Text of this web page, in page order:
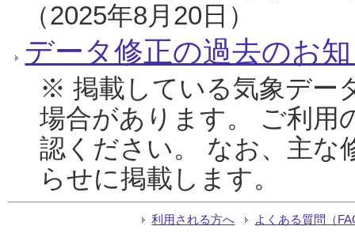
（2025年8月20日）
データ修正の過去のお
※ 掲載している気象デー
場合があります。 ご利用
認ください。 なお、主な
らせに掲載します。
利用される方へ よくある質問（